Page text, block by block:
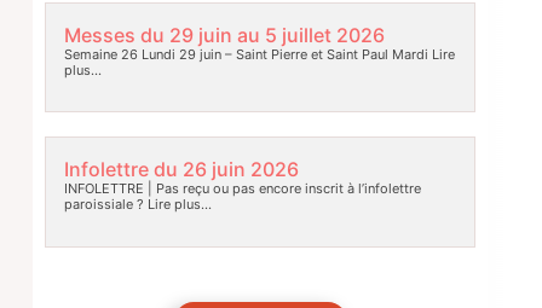
Messes du 29 juin au 5 juillet 2026
Semaine 26 Lundi 29 juin – Saint Pierre et Saint Paul Mardi Lire
plus…
Infolettre du 26 juin 2026
INFOLETTRE | Pas reçu ou pas encore inscrit à l’infolettre
paroissiale ? Lire plus…